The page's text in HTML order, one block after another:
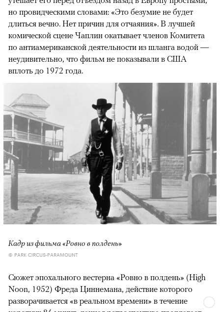
но провидческими словами: «Это безумие не будет
длиться вечно. Нет причин для отчаяния». В лучшей
комической сцене Чаплин окатывает членов Комитета
по антиамериканской деятельности из шланга водой —
неудивительно, что фильм не показывали в США
вплоть до 1972 года.
Кадр из фильма «Ровно в полдень»
© PARK CIRCUS-PARAMOUNT
Сюжет эпохального вестерна «Ровно в полдень» (High
Noon, 1952) Фреда Циннемана, действие которого
разворачивается «в реальном времени» в течение